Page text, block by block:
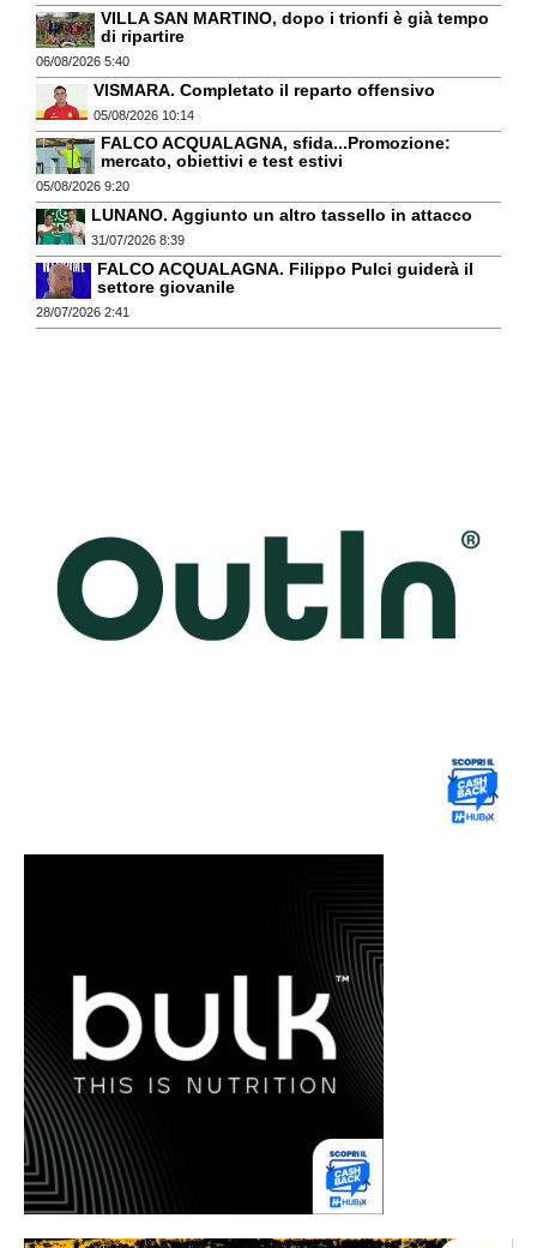
VILLA SAN MARTINO, dopo i trionfi è già tempo
di ripartire
06/08/2026 5:40
VISMARA. Completato il reparto offensivo
05/08/2026 10:14
FALCO ACQUALAGNA, sfida...Promozione:
mercato, obiettivi e test estivi
05/08/2026 9:20
LUNANO. Aggiunto un altro tassello in attacco
31/07/2026 8:39
FALCO ACQUALAGNA. Filippo Pulci guiderà il
settore giovanile
28/07/2026 2:41